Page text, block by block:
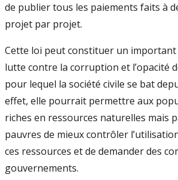
de publier tous les paiements faits à
projet par projet.
Cette loi peut constituer un
lutte contre la corruption et l’opacité
pour lequel la société civile se bat
effet, elle pourrait permettre aux
riches en ressources naturelles mais
pauvres de mieux contrôler
ces ressources et de demander des
gouvernements.